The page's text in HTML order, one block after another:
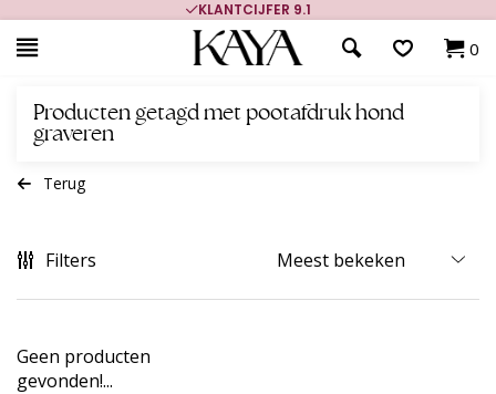
KLANTCIJFER 9.1
0
Producten getagd met pootafdruk hond
graveren
Terug
Filters
Geen producten
gevonden!...